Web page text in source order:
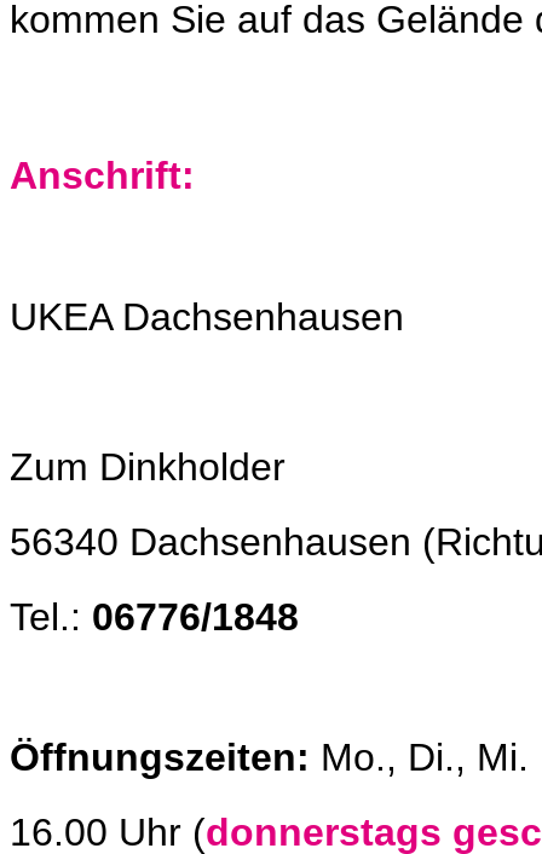
kommen Sie auf das
Anschrift:
UKEA Dachsenhausen
Zum Dinkholder
56340
Tel.: 06776/1848
Öffnungszeiten: Mo., Di.,
16.00 Uhr (donnerstags